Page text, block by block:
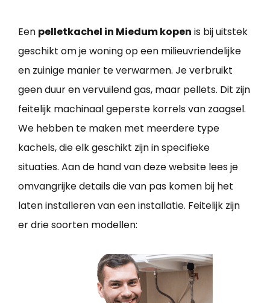
Een pelletkachel in Miedum kopen is bij uitstek
geschikt om je woning op een milieuvriendelijke
en zuinige manier te verwarmen. Je verbruikt
geen duur en vervuilend gas, maar pellets. Dit zijn
feitelijk machinaal geperste korrels van zaagsel.
We hebben te maken met meerdere type
kachels, die elk geschikt zijn in specifieke
situaties. Aan de hand van deze website lees je
omvangrijke details die van pas komen bij het
laten installeren van een installatie. Feitelijk zijn
er drie soorten modellen: